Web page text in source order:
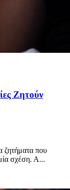
Ζητούν
ζητήματα που
σχέση. Α...